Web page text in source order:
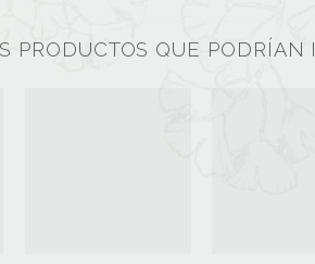
PRODUCTOS QUE PODRÍAN